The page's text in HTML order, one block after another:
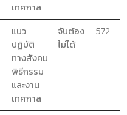
เทศกาล
แนว
ปฏิบัติ
ทางสังคม
พิธีกรรม
และงาน
เทศกาล
จับต้อง
ไม่ได้
572